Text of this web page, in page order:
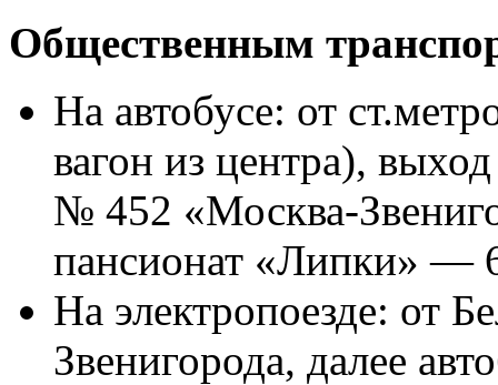
Общественным
На автобусе: от
вагон из центра),
№ 452 «Москва-
пансионат «Липки» —
На электропоезде: от
Звенигорода, далее